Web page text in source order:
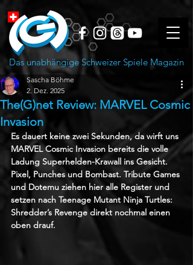
Das unabhängige Schweizer Spiele Magazin
The(G)net Review: MARVEL Cosmic
Invasion
Sascha Böhme
2. Dez. 2025
Es dauert keine zwei Sekunden, da wirft uns
MARVEL Cosmic Invasion bereits die volle
Ladung Superhelden-Krawall ins Gesicht.
Pixel, Punches und Bombast. Tribute Games
und Dotemu ziehen hier alle Register und
setzen nach Teenage Mutant Ninja Turtles:
Shredder’s Revenge direkt nochmal einen
oben drauf.